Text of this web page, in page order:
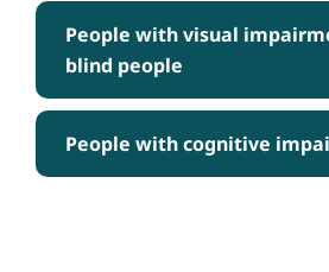
People with visual
blind people
People with cognitive